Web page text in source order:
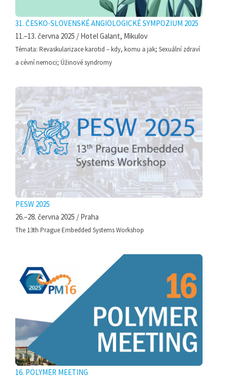
31. ČESKO-SLOVENSKÉ ANGIOLOGICKÉ SYMPOZIUM 2025
11.–13. června 2025 / Hotel Galant, Mikulov
Témata: Revaskularizace karotid – kdy, komu a jak; Sexuální zdraví
a cévní nemoci; Úžinové syndromy
PESW 2025
26.–28. června 2025 / Praha
The 13th Prague Embedded Systems Workshop
16. POLYMER MEETING